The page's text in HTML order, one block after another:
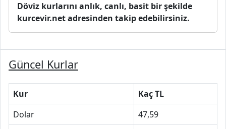
Döviz kurlarını anlık, canlı, basit bir şekilde
kurcevir.net adresinden takip edebilirsiniz.
Güncel Kurlar
Kur
Kaç TL
Dolar
47,59